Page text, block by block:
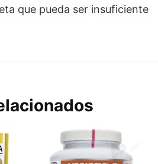
que pueda ser insuficiente